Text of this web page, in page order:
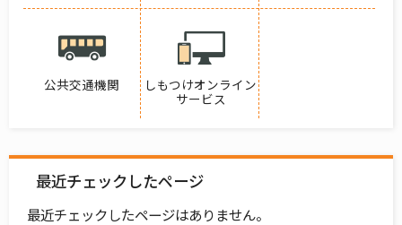
公共交通機関
しもつけオンライン
サービス
最近チェックしたページ
最近チェックしたページはありません。